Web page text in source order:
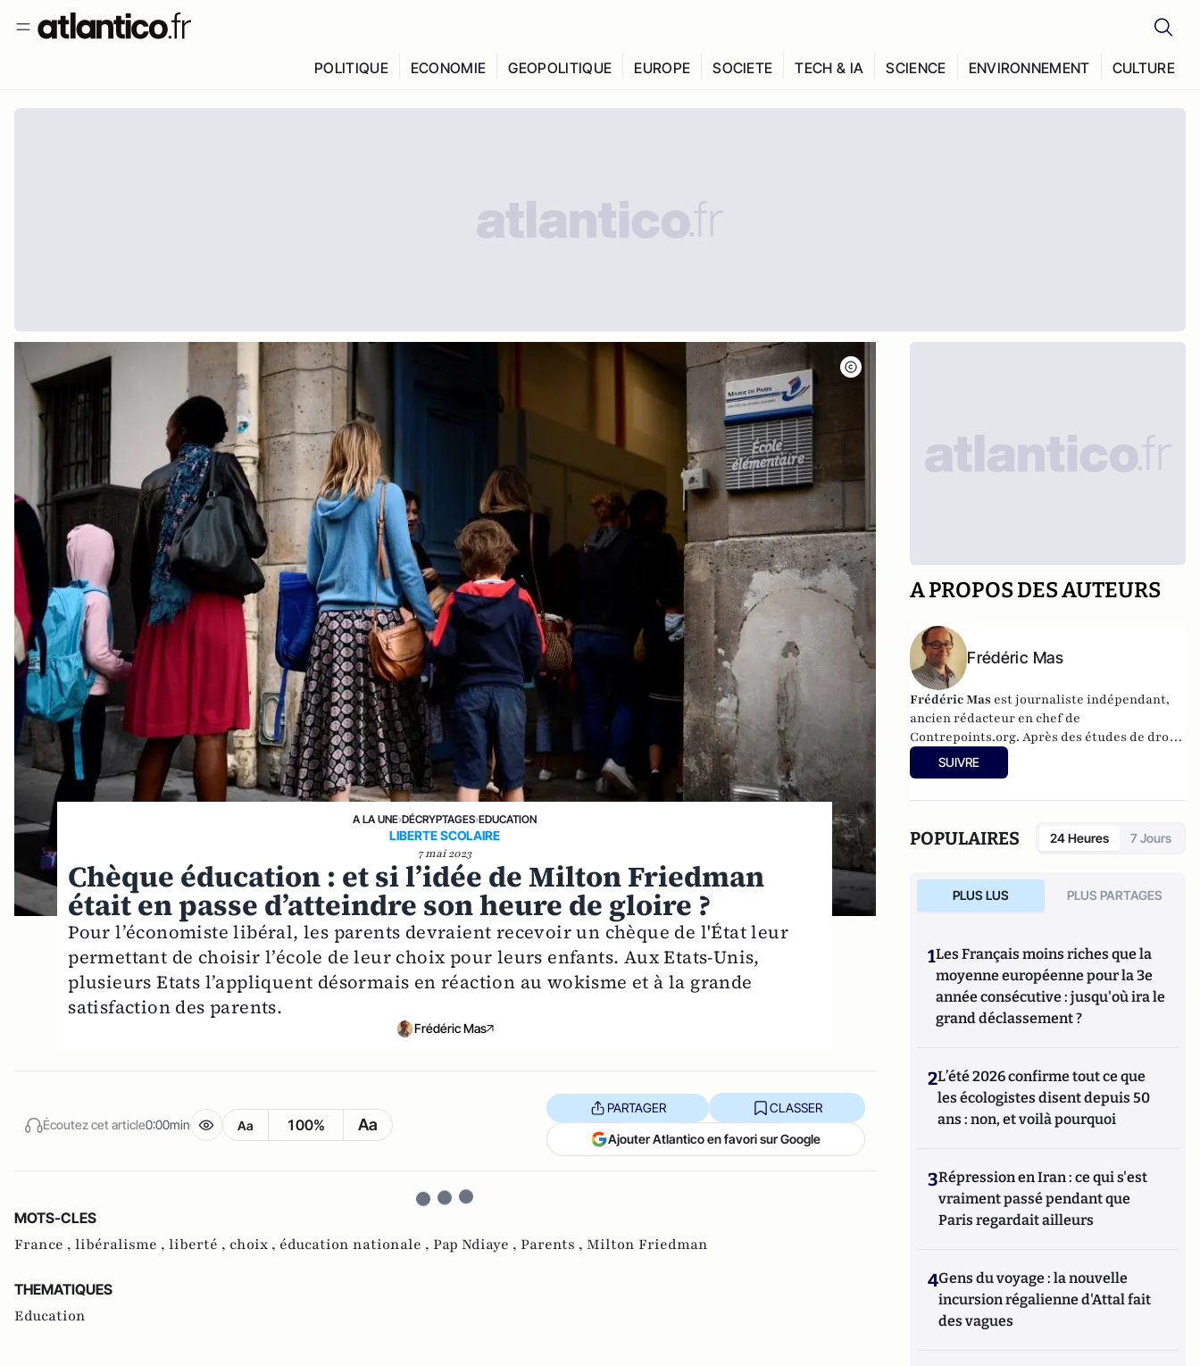
POLITIQUE ECONOMIE GEOPOLITIQUE EUROPE SOCIETE TECH & IA SCIENCE ENVIRONNEMENT CULTURE
A LA UNE›DÉCRYPTAGES›EDUCATION
LIBERTE SCOLAIRE
7 mai 2023
Chèque éducation : et si l’idée de Milton Friedman
était en passe d’atteindre son heure de gloire ?
Pour l’économiste libéral, les parents devraient recevoir un chèque de l'État leur
permettant de choisir l’école de leur choix pour leurs enfants. Aux Etats-Unis,
plusieurs Etats l’appliquent désormais en réaction au wokisme et à la grande
satisfaction des parents.
Frédéric Mas
Écoutez cet article0:00min Aa 100% Aa
PARTAGER CLASSER
Ajouter Atlantico en favori sur Google
MOTS-CLES
France , libéralisme , liberté , choix , éducation nationale , Pap Ndiaye , Parents , Milton Friedman
THEMATIQUES
Education
A PROPOS DES AUTEURS
Frédéric Mas
Frédéric Mas est journaliste indépendant,
ancien rédacteur en chef de
Contrepoints.org. Après des études de droit
et de sciences politiques, il a obtenu un
doctorat en philosophie politique
SUIVRE
POPULAIRES 24 Heures 7 Jours
PLUS LUS PLUS PARTAGES
1Les Français moins riches que la
moyenne européenne pour la 3e
année consécutive : jusqu'où ira le
grand déclassement ?
2L’été 2026 confirme tout ce que
les écologistes disent depuis 50
ans : non, et voilà pourquoi
3Répression en Iran : ce qui s'est
vraiment passé pendant que
Paris regardait ailleurs
4Gens du voyage : la nouvelle
incursion régalienne d'Attal fait
des vagues